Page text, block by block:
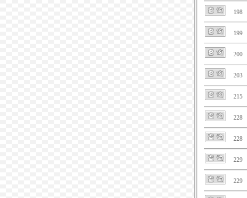
198
199
200
203
215
228
228
229
229